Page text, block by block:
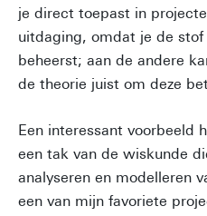
je direct toepast in
uitdaging, omdat je de
beheerst; aan de andere
de theorie juist om deze
Een interessant voorbeeld
een tak van de wiskunde
analyseren en modelleren
een van mijn favoriete